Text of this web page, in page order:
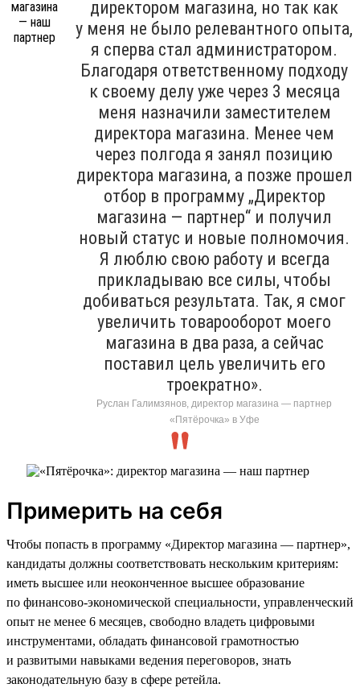
директором магазина, но так как
у меня не было релевантного опыта,
я сперва стал администратором.
Благодаря ответственному подходу
к своему делу уже через 3 месяца
меня назначили заместителем
директора магазина. Менее чем
через полгода я занял позицию
директора магазина, а позже прошел
отбор в программу „Директор
магазина — партнер“ и получил
новый статус и новые полномочия.
Я люблю свою работу и всегда
прикладываю все силы, чтобы
добиваться результата. Так, я смог
увеличить товарооборот моего
магазина в два раза, а сейчас
поставил цель увеличить его
троекратно».
Руслан Галимзянов, директор магазина — партнер
«Пятёрочка» в Уфе
Примерить на себя
Чтобы попасть в программу «Директор магазина — партнер»,
кандидаты должны соответствовать нескольким критериям:
иметь высшее или неоконченное высшее образование
по финансово-экономической специальности, управленческий
опыт не менее 6 месяцев, свободно владеть цифровыми
инструментами, обладать финансовой грамотностью
и развитыми навыками ведения переговоров, знать
законодательную базу в сфере ретейла.